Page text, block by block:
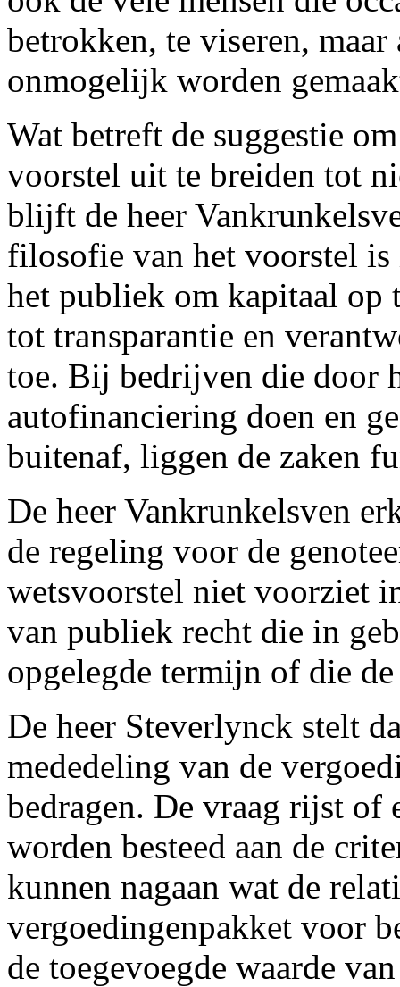
betrokken, te viseren,
onmogelijk worden
Wat betreft de suggestie
voorstel uit te breiden tot
blijft de heer
filosofie van het voorstel is
het publiek om kapitaal op
tot transparantie en
toe. Bij bedrijven die door
autofinanciering doen en
buitenaf, liggen de zaken
De heer Vankrunkelsven
de regeling voor de
wetsvoorstel niet voorziet
van publiek recht die in
opgelegde termijn of die
De heer Steverlynck stelt
mededeling van de
bedragen. De vraag rijst of
worden besteed aan de
kunnen nagaan wat de
vergoedingenpakket voor
de toegevoegde waarde